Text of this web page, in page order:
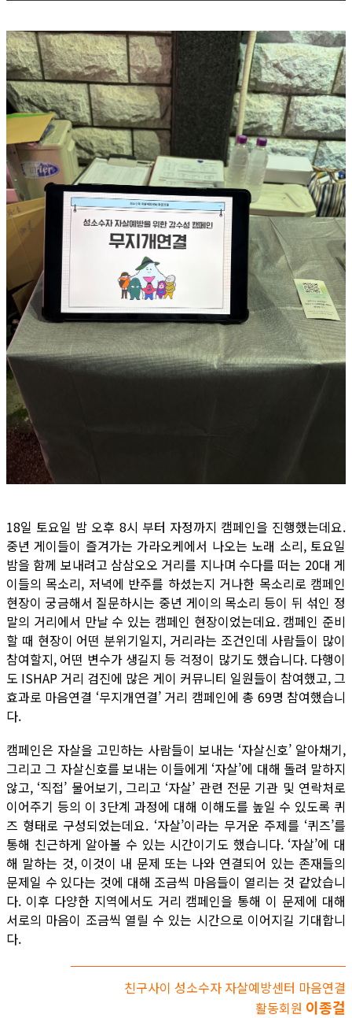
18일 토요일 밤 오후 8시 부터 자정까지 캠페인을 진행했는데요.
중년 게이들이 즐겨가는 가라오케에서 나오는 노래 소리, 토요일
밤을 함께 보내려고 삼삼오오 거리를 지나며 수다를 떠는 20대 게
이들의 목소리, 저녁에 반주를 하셨는지 거나한 목소리로 캠페인
현장이 궁금해서 질문하시는 중년 게이의 목소리 등이 뒤 섞인 정
말의 거리에서 만날 수 있는 캠페인 현장이었는데요. 캠페인 준비
할 때 현장이 어떤 분위기일지, 거리라는 조건인데 사람들이 많이
참여할지, 어떤 변수가 생길지 등 걱정이 많기도 했습니다. 다행이
도 ISHAP 거리 검진에 많은 게이 커뮤니티 일원들이 참여했고, 그
효과로 마음연결 ‘무지개연결’ 거리 캠페인에 총 69명 참여했습니
다.
캠페인은 자살을 고민하는 사람들이 보내는 ‘자살신호’ 알아채기,
그리고 그 자살신호를 보내는 이들에게 ‘자살’에 대해 돌려 말하지
않고, ‘직접’ 물어보기, 그리고 ‘자살’ 관련 전문 기관 및 연락처로
이어주기 등의 이 3단계 과정에 대해 이해도를 높일 수 있도록 퀴
즈 형태로 구성되었는데요. ‘자살’이라는 무거운 주제를 ‘퀴즈’를
통해 친근하게 알아볼 수 있는 시간이기도 했습니다. ‘자살’에 대
해 말하는 것, 이것이 내 문제 또는 나와 연결되어 있는 존재들의
문제일 수 있다는 것에 대해 조금씩 마음들이 열리는 것 같았습니
다. 이후 다양한 지역에서도 거리 캠페인을 통해 이 문제에 대해
서로의 마음이 조금씩 열릴 수 있는 시간으로 이어지길 기대합니
다.
친구사이 성소수자 자살예방센터 마음연결
활동회원 이종걸